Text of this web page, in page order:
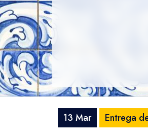
13 Mar Entrega